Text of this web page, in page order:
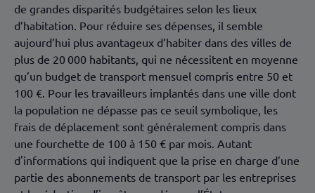
de grandes disparités budgétaires selon les lieux
d’habitation. Pour réduire ses dépenses, il semble
aujourd’hui plus avantageux d’habiter dans des villes de
plus de 20 000 habitants, qui ne nécessitent en moyenne
qu’un budget de transport mensuel compris entre 50 et
100 €. Pour les travailleurs implantés dans une ville dont
la population ne dépasse pas ce seuil symbolique, les
frais de déplacement sont généralement compris dans
une fourchette de 100 à 150 € par mois. Autant
d'informations qui indiquent que la prise en charge d’une
partie des abonnements de transport par les entreprises